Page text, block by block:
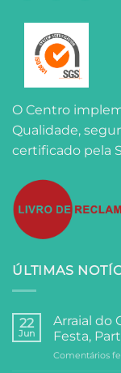
O Centro
Qualidade,
certificado pela
ÚLTIMAS
22
Jun
Arraial do
Festa,
Comentários